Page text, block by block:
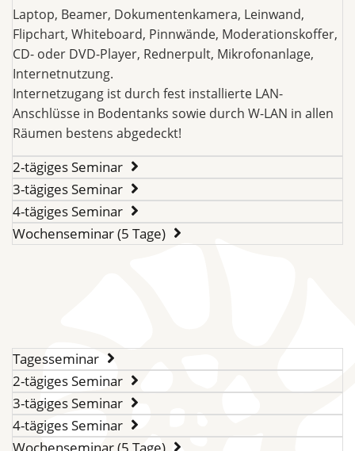
Laptop, Beamer, Dokumentenkamera, Leinwand,
Flipchart, Whiteboard, Pinnwände, Moderationskoffer,
CD- oder DVD-Player, Rednerpult, Mikrofonanlage,
Internetnutzung.
Internetzugang ist durch fest installierte LAN-
Anschlüsse in Bodentanks sowie durch W-LAN in allen
Räumen bestens abgedeckt!
2-tägiges Seminar
3-tägiges Seminar
4-tägiges Seminar
Wochenseminar (5 Tage)
Tagesseminar
2-tägiges Seminar
3-tägiges Seminar
4-tägiges Seminar